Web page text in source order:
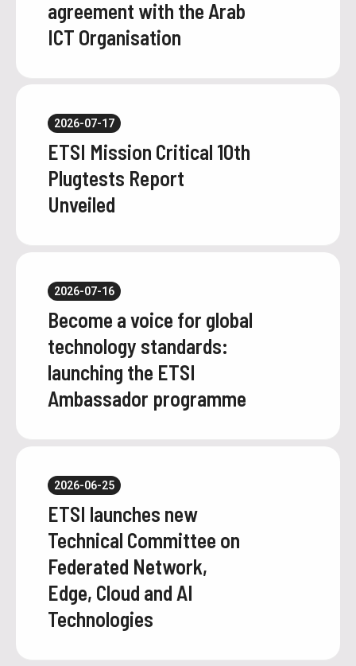
agreement with the Arab
ICT Organisation
ETSI Mission Critical 10th
Plugtests Report
Unveiled
2026-07-17
Become a voice for global
technology standards:
launching the ETSI
Ambassador programme
2026-07-16
ETSI launches new
Technical Committee on
Federated Network,
Edge, Cloud and AI
Technologies
2026-06-25